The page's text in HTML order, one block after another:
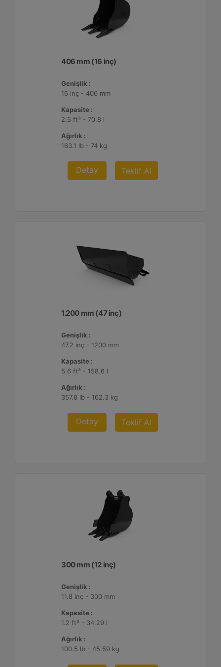
406 mm (16 inç)
Genişlik :
16 inç - 406 mm
Kapasite :
2.5 ft³ - 70.8 l
Ağırlık :
163.1 lb - 74 kg
Detay Teklif Al
1.200 mm (47 inç)
Genişlik :
47.2 inç - 1200 mm
Kapasite :
5.6 ft³ - 158.6 l
Ağırlık :
357.8 lb - 162.3 kg
Detay Teklif Al
300 mm (12 inç)
Genişlik :
11.8 inç - 300 mm
Kapasite :
1.2 ft³ - 34.29 l
Ağırlık :
100.5 lb - 45.59 kg